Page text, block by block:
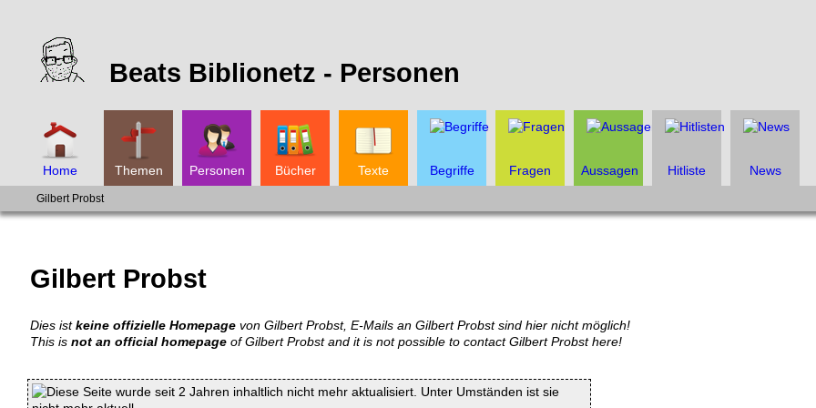
Beats Biblionetz - Personen
Home Themen Personen Bücher Texte Begriffe Fragen Aussagen Hitliste News
Gilbert Probst
Gilbert Probst
Dies istkeine offizielle Homepage von Gilbert Probst, E-Mails an Gilbert Probst sind hier nicht möglich!
This is not an official homepage of Gilbert Probst and it is not possible to contact Gilbert Probst here!
Diese Seite wurde seit 2 Jahren inhaltlich nicht mehr aktualisiert. Unter Umständen ist sie